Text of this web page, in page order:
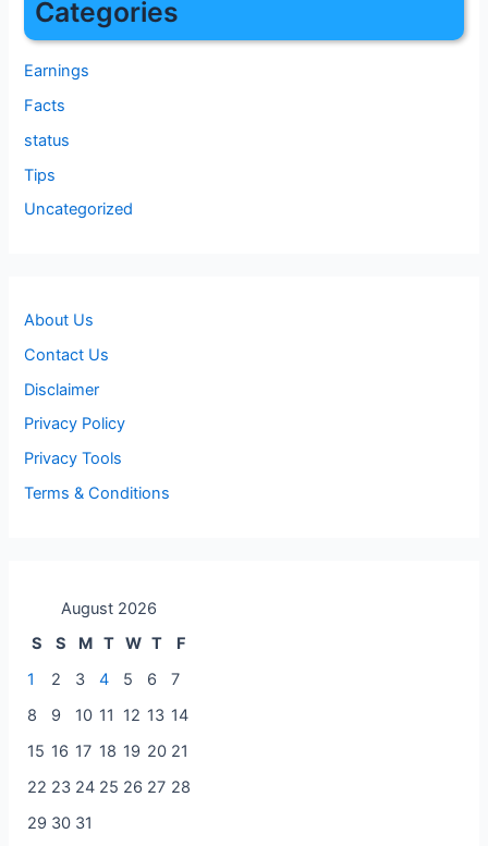
Categories
Earnings
Facts
status
Tips
Uncategorized
About Us
Contact Us
Disclaimer
Privacy Policy
Privacy Tools
Terms & Conditions
August 2026
S
S M T W T
F
1
2 3 4 5 6
7
8
9 10 11 12 13 14
15 16 17 18 19 20 21
22 23 24 25 26 27 28
29 30 31